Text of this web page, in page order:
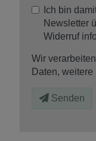
Ich bin
Newsletter
Widerruf
Wir
Daten,
Senden